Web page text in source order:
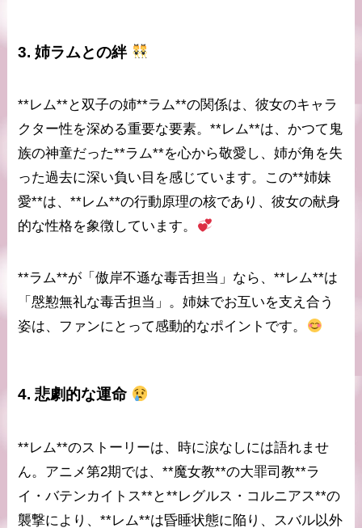
3.姉ラムとの絆
**レム**と双子の姉**ラム**の関係は、彼女のキャラ
クター性を深める重要な要素。**レム**は、かつて鬼
族の神童だった**ラム**を心から敬愛し、姉が角を失
った過去に深い負い目を感じています。この**姉妹
愛**は、**レム**の行動原理の核であり、彼女の献身
的な性格を象徴しています。
**ラム**が「傲岸不遜な毒舌担当」なら、**レム**は
「慇懃無礼な毒舌担当」。姉妹でお互いを支え合う
姿は、ファンにとって感動的なポイントです。
4.悲劇的な運命
**レム**のストーリーは、時に涙なしには語れませ
ん。アニメ第2期では、**魔女教**の大罪司教**ラ
イ・バテンカイトス**と**レグルス・コルニアス**の
襲撃により、**レム**は昏睡状態に陥り、スバル以外